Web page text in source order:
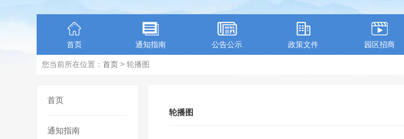
首页 通知指南 公告公示 政策文件 园区招商
您当前所在位置： 首页 > 轮播图
首页
通知指南
轮播图